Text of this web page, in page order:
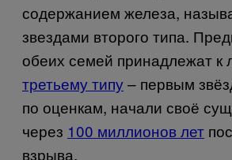
содержанием железа,
звездами второго типа.
обеих семей принадлежат к
третьему типу– первым
по оценкам, начали своё
через 100 миллионов лет
взрыва.